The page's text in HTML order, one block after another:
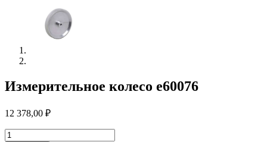
Измерительное колесо e60076
12 378,00 ₽
Количество